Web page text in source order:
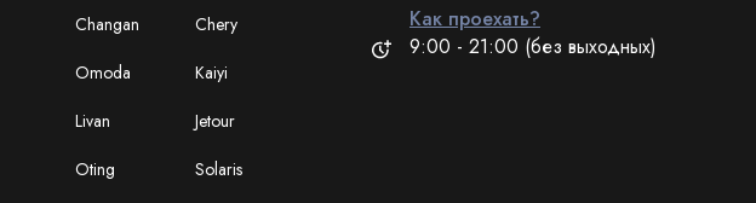
Changan
Chery
Omoda
Kaiyi
Livan
Jetour
Oting Solaris
Как проехать?
9:00 - 21:00 (без выходных)